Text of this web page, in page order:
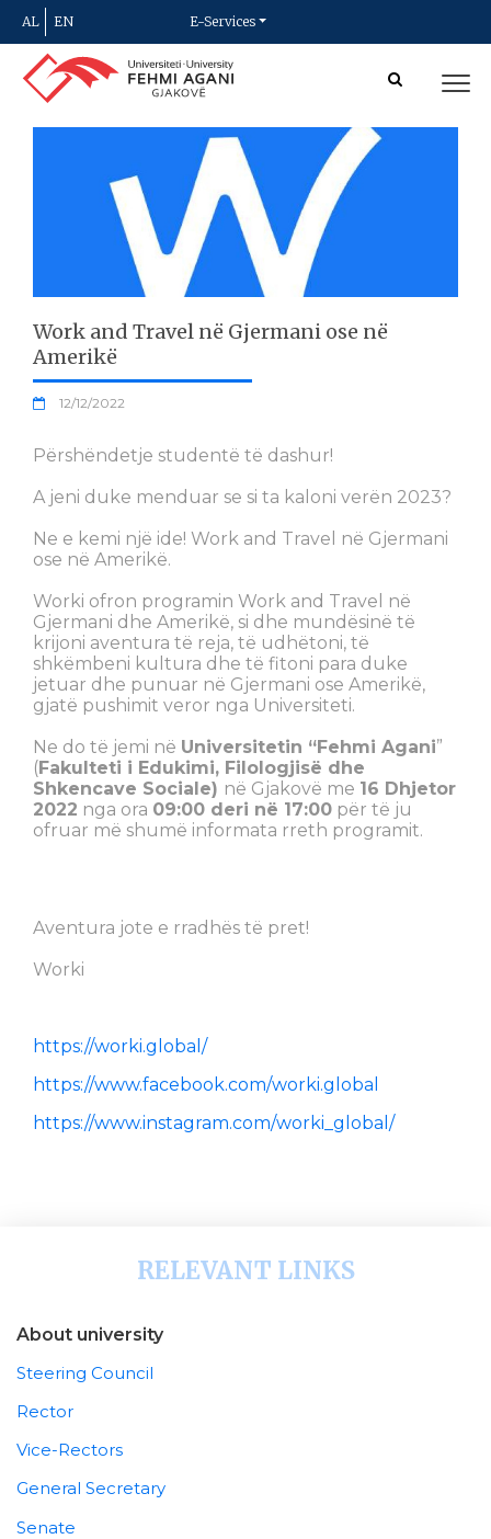
AL EN E-Services
Work and Travel në Gjermani ose në
Amerikë
12/12/2022
Përshëndetje studentë të dashur!
A jeni duke menduar se si ta kaloni verën 2023?
Ne e kemi një ide! Work and Travel në Gjermani
ose në Amerikë.
Worki ofron programin Work and Travel në
Gjermani dhe Amerikë, si dhe mundësinë të
krijoni aventura të reja, të udhëtoni, të
shkëmbeni kultura dhe të fitoni para duke
jetuar dhe punuar në Gjermani ose Amerikë,
gjatë pushimit veror nga Universiteti.
Ne do të jemi në Universitetin “Fehmi Agani”
( Fakulteti i Edukimi, Filologjisë dhe
Shkencave Sociale) në Gjakovë me 16 Dhjetor
2022 nga ora 09:00 deri në 17:00 për të ju
ofruar më shumë informata rreth programit.
Aventura jote e rradhës të pret!
Worki
https://worki.global/
https://www.facebook.com/worki.global
https://www.instagram.com/worki_global/
RELEVANT LINKS
About university
Steering Council
Rector
Vice-Rectors
General Secretary
Senate